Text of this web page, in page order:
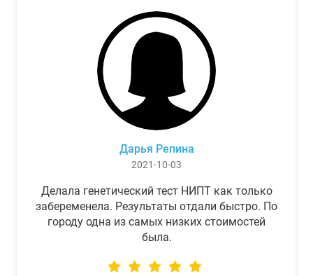
Дарья Репина
2021-10-03
Делала генетический тест НИПТ как только
забеременела. Результаты отдали быстро. По
городу одна из самых низких стоимостей
была.